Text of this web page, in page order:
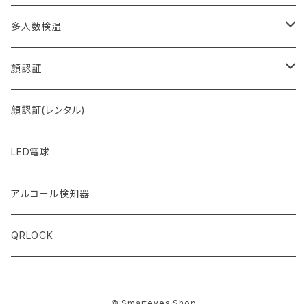
多人数検温
MULTI＋ (マルチプラス)
MULTI (マルチ)
顔認証
FACE (フェイス)
顔認証(レンタル)
LED電球
アルコール検知器
QRLOCK